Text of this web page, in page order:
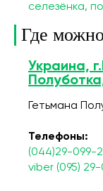
селезёнка,
Где
Украина,
Гетьмана
Телефоны:
(044)29-099-
viber (095)